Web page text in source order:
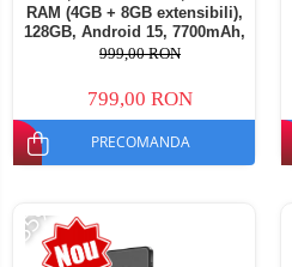
RAM (4GB + 8GB extensibili),
128GB, Android 15, 7700mAh,
Dual SIM
999,00 RON
799,00 RON
PRECOMANDA
-35%